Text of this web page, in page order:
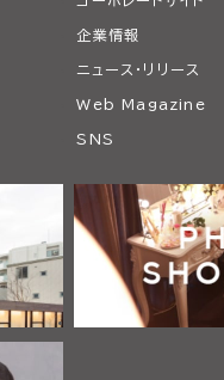
企業情報
ニュース・リリース
Web Magazine
SNS